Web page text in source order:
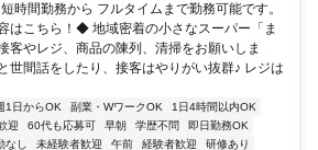
時間勤務から フルタイムまで勤務可能です。
はこちら！◆ 地域密着の小さなスーパー「ま
客やレジ、商品の陳列、清掃をお願いしま
世間話をしたり、接客はやりがい抜群♪ レジは
1日からOK 副業・WワークOK
1日4時間以内OK
迎 60代も応募可 早朝 学歴不問
即日勤務OK
なし 未経験者歓迎 午前 経験者歓迎
研修あり